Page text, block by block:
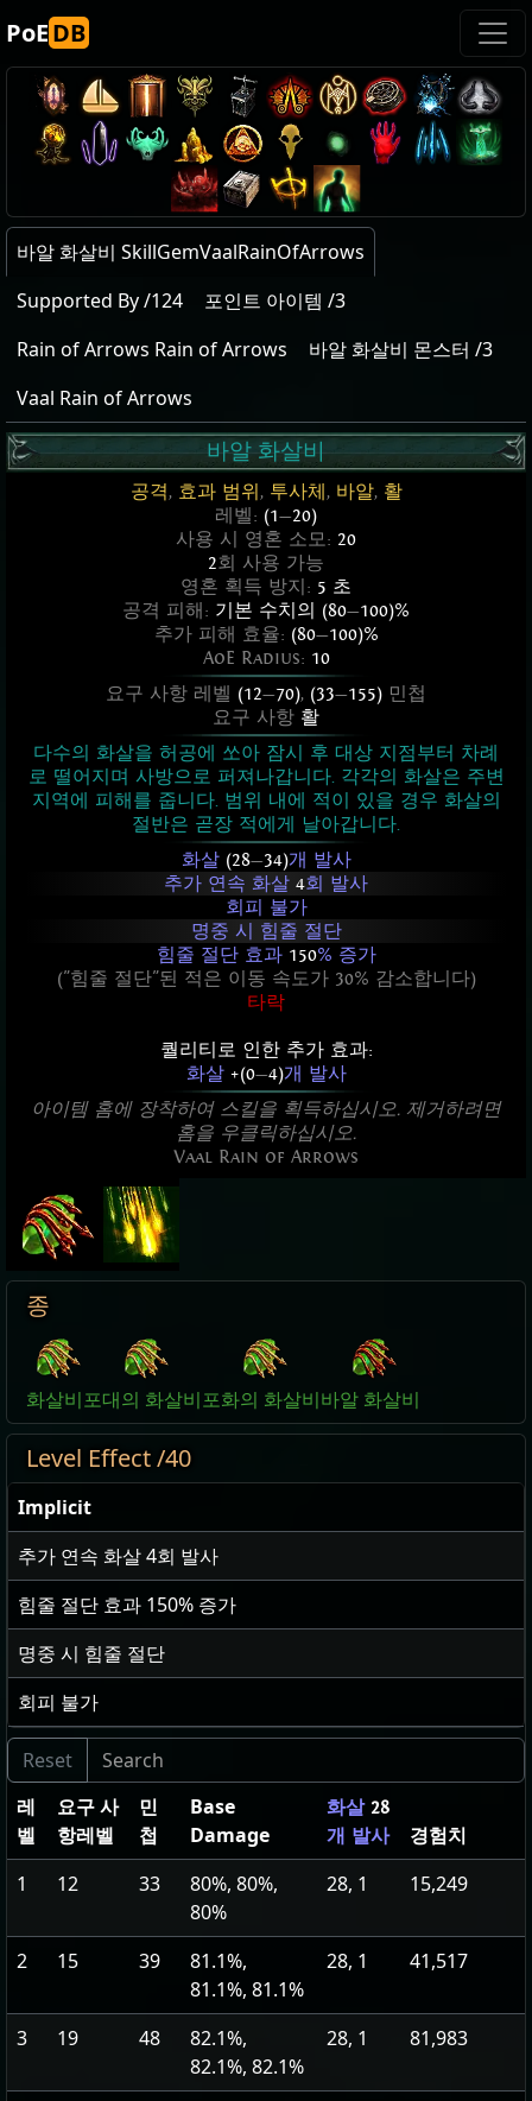
PoEDB
바알 화살비 SkillGemVaalRainOfArrows
Supported By /124
포인트 아이템 /3
Rain of Arrows Rain of Arrows
바알 화살비 몬스터 /3
Vaal Rain of Arrows
바알 화살비
공격, 효과 범위 , 투사체 , 바알, 활
레벨: (1—20)
사용 시 영혼 소모: 20
2회 사용 가능
영혼 획득 방지: 5 초
공격 피해: 기본 수치의 (80—100)%
추가 피해 효율: (80—100)%
AoE Radius: 10
요구 사항 레벨 (12—70), (33—155) 민첩
요구 사항 활
다수의 화살을 허공에 쏘아 잠시 후 대상 지점부터 차례
로 떨어지며 사방으로 퍼져나갑니다. 각각의 화살은 주변
지역에 피해를 줍니다. 범위 내에 적이 있을 경우 화살의
절반은 곧장 적에게 날아갑니다.
화살 (28—34)개 발사
추가 연속 화살 4회 발사
회피 불가
명중 시 힘줄 절단
힘줄 절단 효과 150% 증가
("힘줄 절단"된 적은 이동 속도가 30% 감소합니다)
타락
퀄리티로 인한 추가 효과:
화살 +(0—4)개 발사
아이템 홈에 장착하여 스킬을 획득하십시오. 제거하려면
홈을 우클릭하십시오.
Vaal Rain of Arrows
종
화살비포대의 화살비포화의 화살비바알 화살비
Level Effect /40
Implicit
추가 연속 화살4회 발사
힘줄 절단 효과 150% 증가
명중 시 힘줄 절단
회피 불가
레
벨
요구 사
항레벨
민
첩
Base
Damage
화살 28
개 발사
경험치
1
12 33
80%, 80%,
80%
28, 1 15,249
2 15 39
81.1%,
81.1%, 81.1%
28, 1 41,517
3 19 48
82.1%,
82.1%, 82.1%
28, 1 81,983